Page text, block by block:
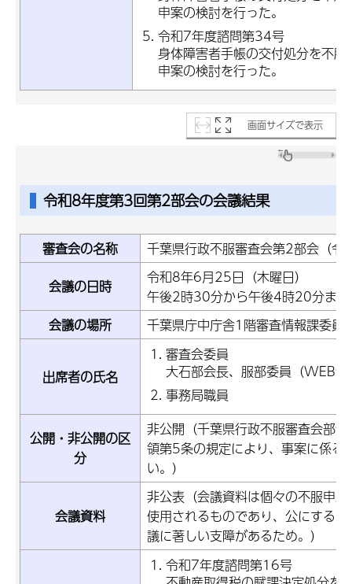
申案の検討を行った。
令和7年度諮問第34号
身体障害者手帳の交付処分を不
申案の検討を行った。
画面サイズで表示
令和8年度第3回第2部会の会議結果
審査会の名称
千葉県行政不服審査会第2部会（令
会議の日時
令和8年6月25日（木曜日）
午後2時30分から午後4時20分まで
会議の場所
千葉県庁中庁舎1階審査情報課委員
出席者の氏名
審査会委員
大石部会長、服部委員（WEB
事務局職員
公開・非公開の区
分
非公開（千葉県行政不服審査会部
領第5条の規定により、事案に係る
い。）
会議資料
非公表（会議資料は個々の不服申
使用されるものであり、公にする
議に著しい支障があるため。）
令和7年度諮問第16号